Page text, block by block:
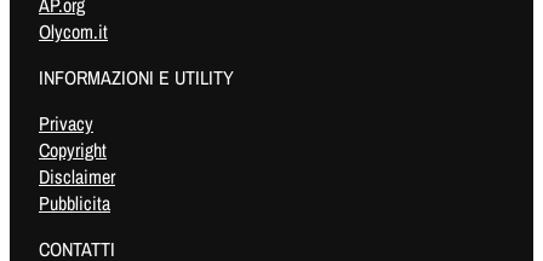
Olycom.it
INFORMAZIONI E UTILITY
Privacy
Copyright
Disclaimer
Pubblicita
CONTATTI